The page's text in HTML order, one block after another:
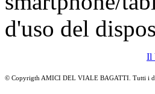
d'uso del
Il
© Copyrigth AMICI DEL VIALE BAGATTI. Tutti i